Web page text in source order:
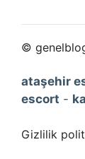
©
ataşehir
escort -
Gizlilik